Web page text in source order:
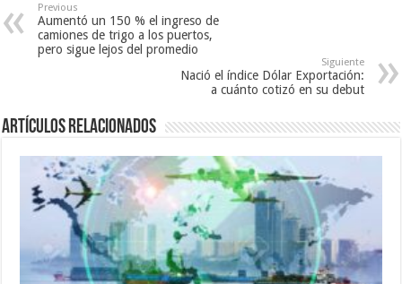
Previous
Aumentó un 150 % el ingreso de
camiones de trigo a los puertos,
pero sigue lejos del promedio
Siguiente
Nació el índice Dólar Exportación:
a cuánto cotizó en su debut
Artículos relacionados